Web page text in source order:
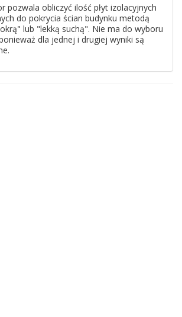
pozwala obliczyć ilość płyt izolacyjnych
do pokrycia ścian budynku metodą
lub "lekką suchą". Nie ma do wyboru
dla jednej i drugiej wyniki są